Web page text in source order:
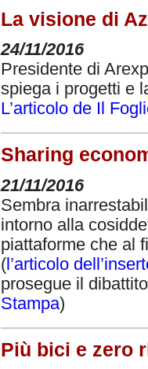
La visione di
24/11/2016
Presidente di
spiega i progetti e
L’articolo de Il
Sharing
21/11/2016
Sembra
intorno alla
piattaforme che al
( l’articolo
prosegue il
Stampa)
Più bici e zero